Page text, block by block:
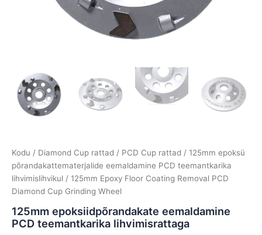
Kodu / Diamond Cup rattad / PCD Cup rattad / 125mm epoksü
põrandakattematerjalide eemaldamine PCD teemantkarika
lihvimislihvikul / 125mm Epoxy Floor Coating Removal PCD
Diamond Cup Grinding Wheel
125mm epoksiidpõrandakate eemaldamine
PCD teemantkarika lihvimisrattaga